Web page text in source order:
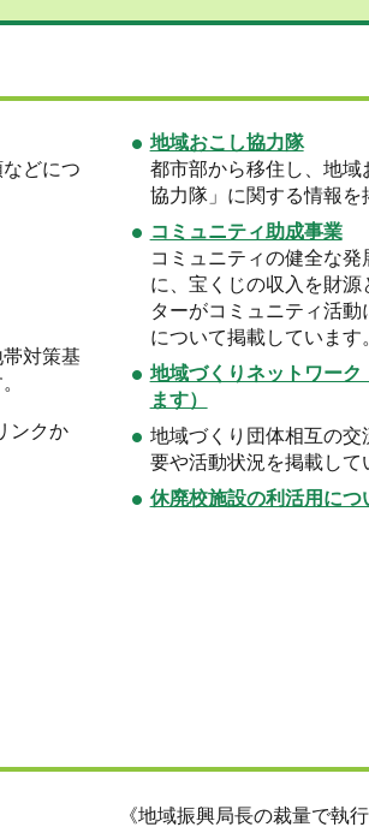
どにつ
対策基
ンクか
地域おこし協力隊
都市部から移住し、地域
協力隊」に関する情報を
コミュニティ助成事業
コミュニティの健全な
に、宝くじの収入を財
ターがコミュニティ活
について掲載しています
地域づくりネットワーク
ます）
地域づくり団体相互の
要や活動状況を掲載して
休廃校施設の利活用につ
《地域振興局長の裁量で執